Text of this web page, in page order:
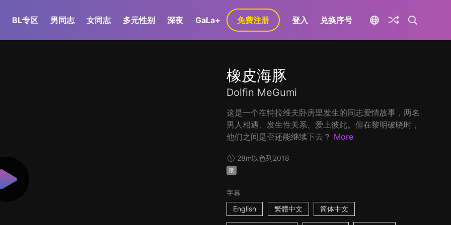
BL专区 男同志 女同志 多元性别 深夜 GaLa+ 免费注册 登入 兑换序号
橡皮海豚
Dolfin MeGumi
这是一个在特拉维夫卧房里发生的同志爱情故事，两名
男人相遇、发生性关系、爱上彼此。但在黎明破晓时，
他们之间是否还能继续下去？ More
28m以色列2018
限
字幕
English
繁體中文 简体中文